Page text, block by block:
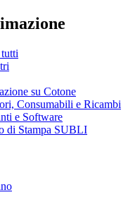
su Cotone
Consumabili e Ricambi
e Software
di Stampa SUBLI